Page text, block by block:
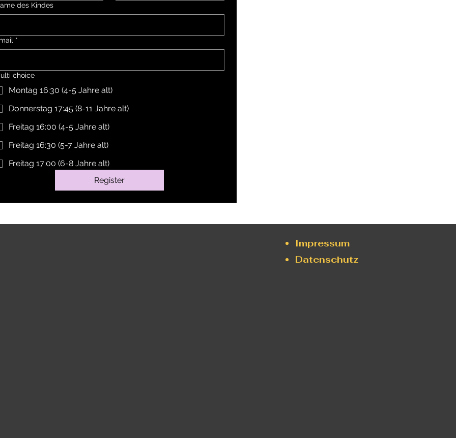
des Kindes
*
choice
Montag 16:30 (4-5 Jahre alt)
Donnerstag 17:45 (8-11 Jahre alt)
Freitag 16:00 (4-5 Jahre alt)
Freitag 16:30 (5-7 Jahre alt)
Freitag 17:00 (6-8 Jahre alt)
Register
Impressum
Datenschutz